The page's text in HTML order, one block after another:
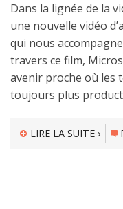
Dans la lignée de la
une nouvelle vidéo
qui nous
travers ce film,
avenir proche où les
toujours plus
LIRE LA SUITE ›